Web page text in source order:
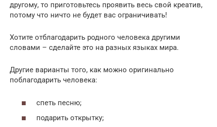
другому, то приготовьтесь проявить весь свой креатив,
потому что ничто не будет вас ограничивать!
Хотите отблагодарить родного человека другими
словами – сделайте это на разных языках мира.
Другие варианты того, как можно оригинально
поблагодарить человека:
спеть песню;
подарить открытку;